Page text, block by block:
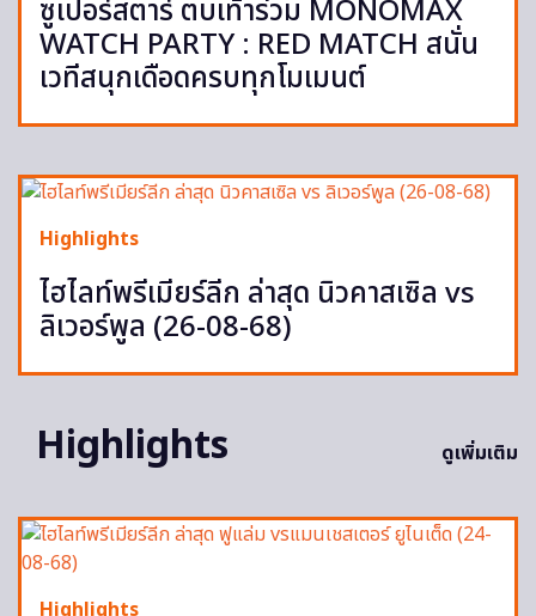
ซูเปอร์สตาร์ ตบเท้าร่วม MONOMAX
WATCH PARTY : RED MATCH สนั่น
เวทีสนุกเดือดครบทุกโมเมนต์
Highlights
ไฮไลท์พรีเมียร์ลีก ล่าสุด นิวคาสเซิล vs
ลิเวอร์พูล (26-08-68)
Highlights ดูเพิ่มเติม